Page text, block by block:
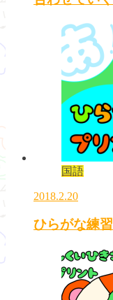
国語
2018.2.20
ひらがな練